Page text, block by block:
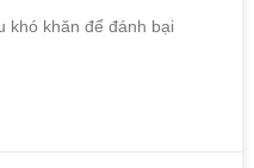
khó khăn để đánh bại